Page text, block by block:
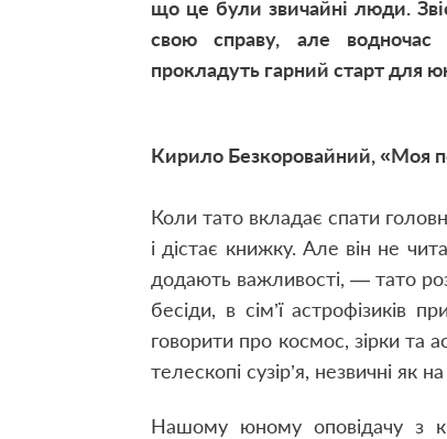
що це були звичайні люди.
свою справу, але
прокладуть гарний старт для
Кирило Безкоровайний, «Моя
Коли тато вкладає спати
і дістає книжку. Але він не
додають важливості, — тато
бесіди, в сім’ї
говорити про космос, зірки та
телескопі сузір’я, незвичні як
Нашому юному оповідачу з